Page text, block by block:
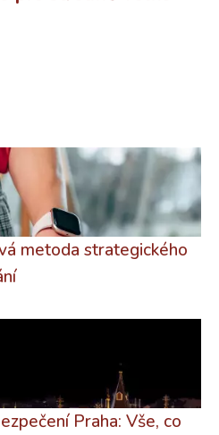
metoda strategického
Praha: Vše, co